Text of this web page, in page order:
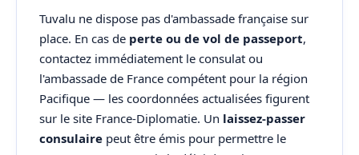
Tuvalu ne dispose pas d'ambassade française sur
place. En cas de perte ou de vol de passeport,
contactez immédiatement le consulat ou
l'ambassade de France compétent pour la région
Pacifique — les coordonnées actualisées figurent
sur le site France-Diplomatie. Un laissez-passer
consulaire peut être émis pour permettre le